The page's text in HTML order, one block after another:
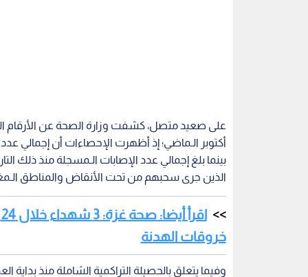
على صعيد متصل، كشفت وزارة الصحة عن الأرقام
الذين جرى سحبهم من تحت الأنقاض والمناطق
خروقات الهدنة